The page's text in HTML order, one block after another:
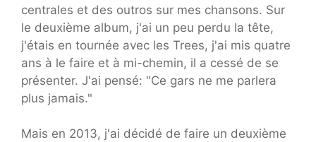
centrales et des outros sur mes chansons. Sur
le deuxième album, j'ai un peu perdu la tête,
j'étais en tournée avec les Trees, j'ai mis quatre
ans à le faire et à mi-chemin, il a cessé de se
présenter. J'ai pensé: "Ce gars ne me parlera
plus jamais."
Mais en 2013, j'ai décidé de faire un deuxième